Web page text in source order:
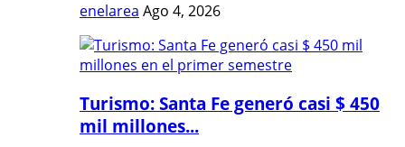
enelarea Ago 4, 2026
Turismo: Santa Fe generó casi $ 450
mil millones...